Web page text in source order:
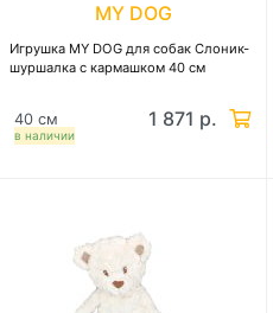
MY DOG
Игрушка MY DOG для собак Слоник-
шуршалка с кармашком 40 см
в наличии
40 см 1 871 р.